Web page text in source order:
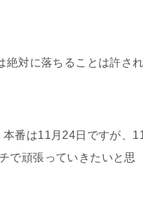
絶対に落ちることは許さ
番は11月24日ですが、
で頑張っていきたいと思